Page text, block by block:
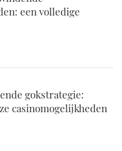
een volledige
gokstrategie:
casinomogelijkheden